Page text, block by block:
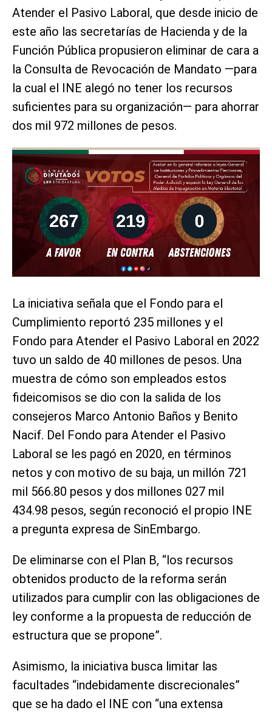
Atender el Pasivo Laboral, que desde inicio de
este año las secretarías de Hacienda y de la
Función Pública propusieron eliminar de cara a
la Consulta de Revocación de Mandato —para
la cual el INE alegó no tener los recursos
suficientes para su organización— para ahorrar
dos mil 972 millones de pesos.
La iniciativa señala que el Fondo para el
Cumplimiento reportó 235 millones y el
Fondo para Atender el Pasivo Laboral en 2022
tuvo un saldo de 40 millones de pesos. Una
muestra de cómo son empleados estos
fideicomisos se dio con la salida de los
consejeros Marco Antonio Baños y Benito
Nacif. Del Fondo para Atender el Pasivo
Laboral se les pagó en 2020, en términos
netos y con motivo de su baja, ​​un millón 721
mil 566.80 pesos y dos millones 027 mil
434.98 pesos, según reconoció el propio INE
a pregunta expresa de SinEmbargo.
De eliminarse con el Plan B, “los recursos
obtenidos producto de la reforma serán
utilizados para cumplir con las obligaciones de
ley conforme a la propuesta de reducción de
estructura que se propone”.
Asimismo, la iniciativa busca limitar las
facultades “indebidamente discrecionales”
que se ha dado el INE con “una extensa